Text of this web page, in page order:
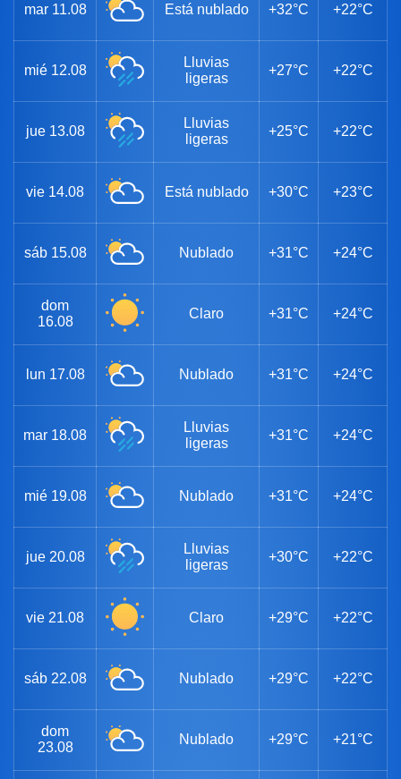
mar 11.08 Está nublado +32°C +22°C
mié 12.08
Lluvias
ligeras
+27°C +22°C
jue 13.08
Lluvias
ligeras
+25°C +22°C
vie 14.08 Está nublado +30°C +23°C
sáb 15.08 Nublado +31°C +24°C
dom
16.08
Claro +31°C +24°C
lun 17.08 Nublado +31°C +24°C
mar 18.08
Lluvias
ligeras
+31°C +24°C
mié 19.08 Nublado +31°C +24°C
jue 20.08
Lluvias
ligeras
+30°C +22°C
vie 21.08 Claro +29°C +22°C
sáb 22.08 Nublado +29°C +22°C
dom
23.08
Nublado +29°C +21°C